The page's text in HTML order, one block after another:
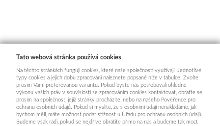
Tato webová stránka používá cookies
Na těchto stránkách fungují cookies, které naše společnosti využívají. Jednotlivé
typy cookies a jejich dobu zpracování naleznete popsané níže v tabulce. Zvolte
prosím Vámi preferovanou variantu. Pokud byste nás potřebovali ohledně
výkonu vašich práv v souvislosti se zpracováním cookies kontaktovat, obraťte se
prosím na společnost, jejíž stránky procházíte, nebo na našeho Pověřence pro
ochranu osobních údajů. Pokud si myslíte, že s osobními údaji nenakládáme, jak
bychom měli, máte možnost podat stížnost u Úřadu pro ochranu osobních údajů.
Budeme však rádi, pokud se nejdříve obrátíte přímo na nás a budeme tak moct